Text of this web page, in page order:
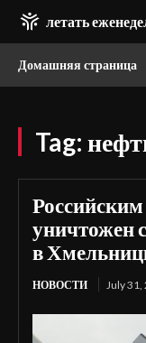
летать
Домашняя страница
Tag:
уничтожен
в
НОВОСТИ July 31,